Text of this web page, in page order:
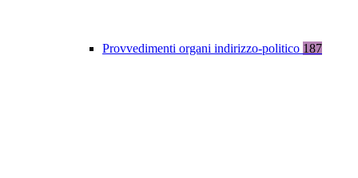
Provvedimenti organi indirizzo-politico 187